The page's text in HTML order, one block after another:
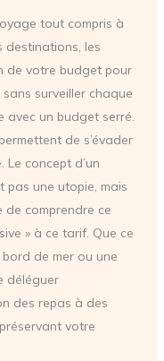
tout compris à
destinations, les
de votre budget pour
surveiller chaque
avec un budget serré.
de s’évader
concept d’un
pas une utopie, mais
de comprendre ce
» à ce tarif. Que ce
de mer ou une
déléguer
des repas à des
votre